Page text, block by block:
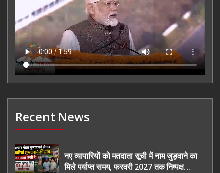
Recent News
नए व्यापारियों को मतदाता सूची में नाम जुड़वाने का
मिले पर्याप्त समय, फरवरी 2027 तक निष्पक्ष